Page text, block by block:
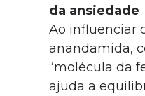
da ansiedade
Ao influenciar
anandamida,
“molécula da
ajuda a